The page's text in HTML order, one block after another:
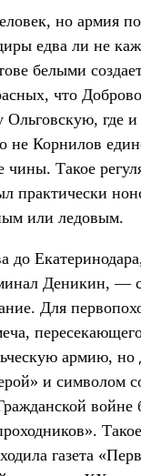
но армия
едва ли не
белыми
что
Ольговскую, где
не Корнилов
Такое
практически
или ледовым.
Деникин, —
Для
армию,
и символом
газета